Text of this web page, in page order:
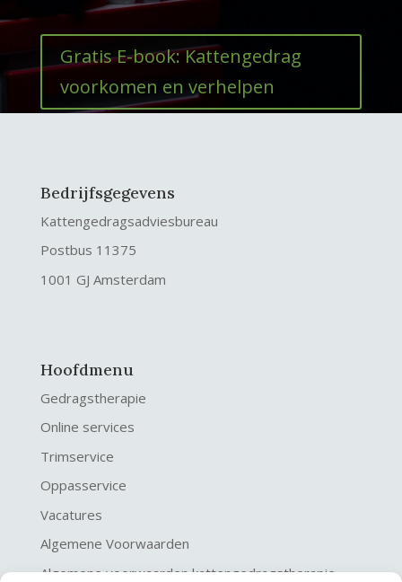
Gratis E-book: Kattengedrag
voorkomen en verhelpen
Bedrijfsgegevens
Kattengedragsadviesbureau
Postbus 11375
1001 GJ Amsterdam
Hoofdmenu
Gedragstherapie
Online services
Trimservice
Oppasservice
Vacatures
Algemene Voorwaarden
Algemene voorwaarden kattengedragstherapie